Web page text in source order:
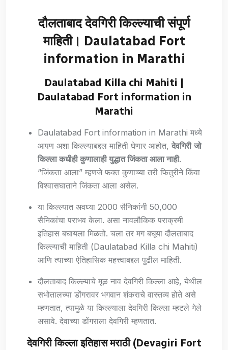
दौलताबाद देवगिरी किल्ल्याची संपूर्ण
माहिती। Daulatabad Fort
information in Marathi
Daulatabad Killa chi Mahiti |
Daulatabad Fort information in
Marathi
Daulatabad Fort information in Marathi मध्ये
आपण अशा किल्ल्याबद्दल माहिती घेणार आहोत, देवगिरी जो
किल्ला कधीही कुणालाही युद्धात जिंकता आला नाही.
“जिंकता आला” म्हणजे फक्त कुणाच्या तरी फितुरीने किंवा
विश्वासघाताने जिंकता आला असेल.
या किल्ल्यात अवघ्या 2000 सैनिकांनी 50,000
सैनिकांचा पराभव केला. असा नावलौकिक पराक्रमी
इतिहास बघायला मिळतो. चला तर मग बघूया दौलताबाद
किल्ल्याची माहिती (Daulatabad Killa chi Mahiti)
आणि त्याच्या ऐतिहासिक महत्त्वाबद्दल पुढील माहिती.
दौलताबाद किल्ल्याचे मूळ नाव देवगिरी किल्ला आहे, येथील
सभोतालच्या डोंगरावर भगवान शंकराचे वास्तव्य होते असे
म्हणतात, त्यामुळे या किल्ल्याला देवगिरी किल्ला म्हटले गेले
असावे. देवाच्या डोंगराला देवगिरी म्हणतात.
देवगिरी किल्ला इतिहास मराठी (Devagiri Fort